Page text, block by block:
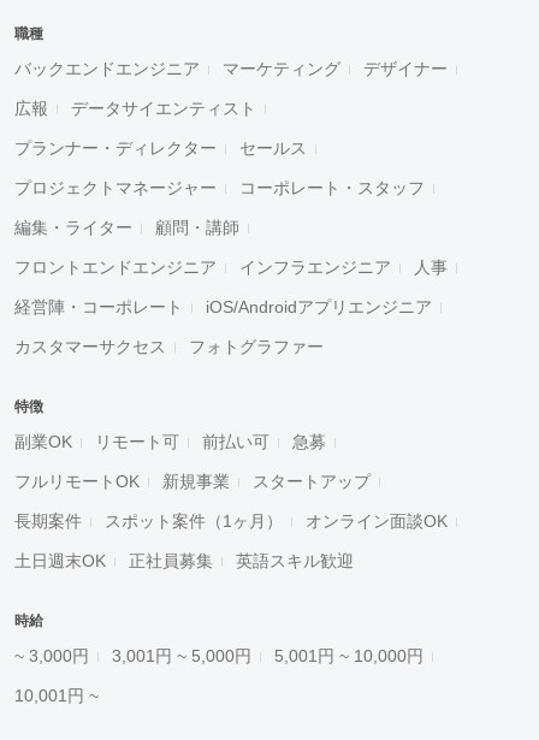
職種
バックエンドエンジニア マーケティング デザイナー
広報 データサイエンティスト
プランナー・ディレクター セールス
プロジェクトマネージャー コーポレート・スタッフ
編集・ライター 顧問・講師
フロントエンドエンジニア インフラエンジニア 人事
経営陣・コーポレート iOS/Androidアプリエンジニア
カスタマーサクセス フォトグラファー
特徴
副業OK リモート可 前払い可 急募
フルリモートOK 新規事業 スタートアップ
長期案件 スポット案件（1ヶ月） オンライン面談OK
土日週末OK 正社員募集 英語スキル歓迎
時給
~ 3,000円 3,001円 ~ 5,000円 5,001円 ~ 10,000円
10,001円 ~